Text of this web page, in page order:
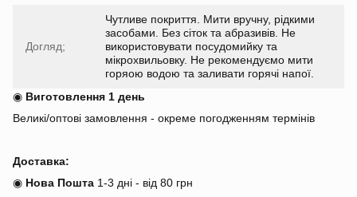
Догляд;
Чутливе покриття. Мити вручну, рідкими
засобами. Без сіток та абразивів. Не
використовувати посудомийку та
мікрохвильовку. Не рекомендуємо мити
горяою водою та заливати горячі напої.
◉ Виготовлення 1 день
Великі/оптові замовлення - окреме погодженням термінів
Доставка:
◉ Нова Пошта 1-3 дні - від 80 грн